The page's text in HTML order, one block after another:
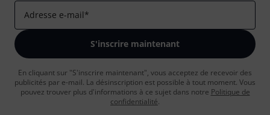
Adresse e-mail*
S'inscrire maintenant
En cliquant sur "S'inscrire maintenant", vous acceptez de recevoir des
publicités par e-mail. La désinscription est possible à tout moment. Vous
pouvez trouver plus d'informations à ce sujet dans notre Politique de
confidentialité.